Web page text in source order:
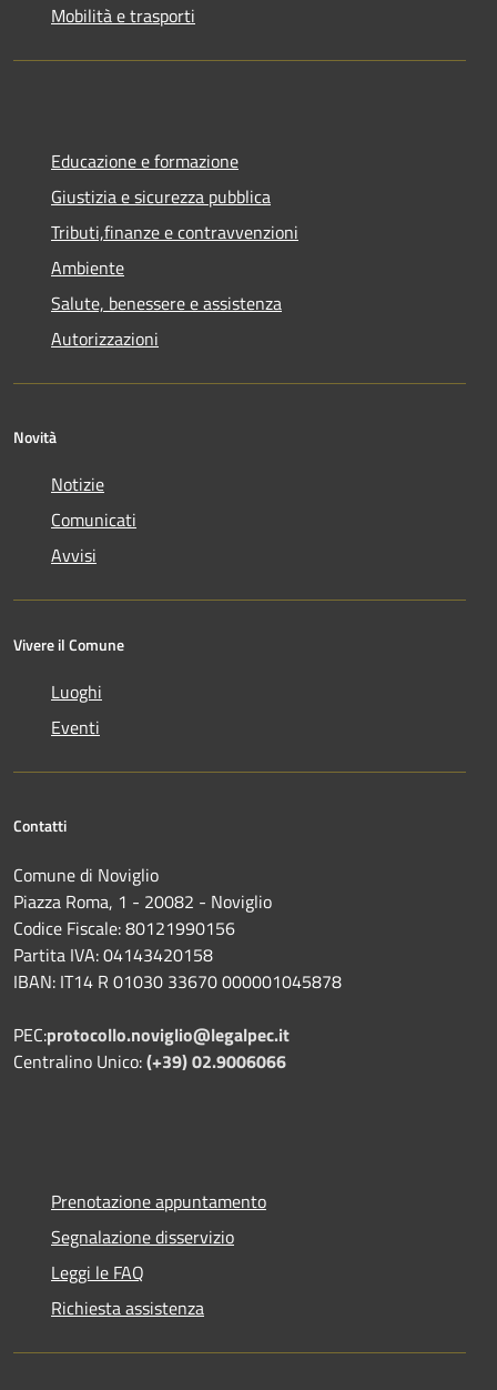
Mobilità e trasporti
Educazione e formazione
Giustizia e sicurezza pubblica
Tributi,finanze e contravvenzioni
Ambiente
Salute, benessere e assistenza
Autorizzazioni
Novità
Notizie
Comunicati
Avvisi
Vivere il Comune
Luoghi
Eventi
Contatti
Comune di Noviglio
Piazza Roma, 1 - 20082 - Noviglio
Codice Fiscale: 80121990156
Partita IVA: 04143420158
IBAN: IT14 R 01030 33670 000001045878
PEC:protocollo.noviglio@legalpec.it
Centralino Unico:(+39) 02.9006066
Prenotazione appuntamento
Segnalazione disservizio
Leggi le FAQ
Richiesta assistenza